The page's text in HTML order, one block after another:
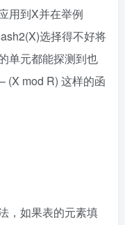
用到X并在举例
选择得不好将
单元都能探测到也
(X mod R) 这样的函
，如果表的元素填